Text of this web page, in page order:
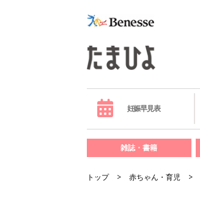
妊娠早見表
雑誌・書籍
トップ 赤ちゃん・育児